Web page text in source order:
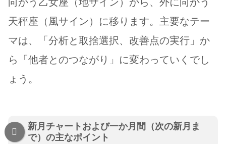
天秤座（風サイン）に移ります。主要なテー
マは、「分析と取捨選択、改善点の実行」か
ら「他者とのつながり」に変わっていくでし
ょう。
新月チャートおよび一か月間（次の新月ま
で）の主なポイント